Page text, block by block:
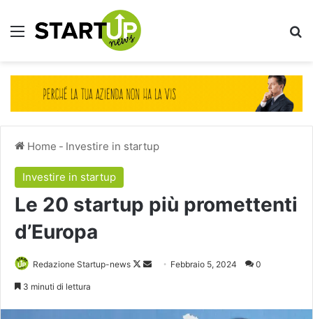
Menu
Home - Investire in startup
Investire in startup
Le 20 startup più promettenti
d’Europa
Redazione Startup-news
Follow
Invia Febbraio 5, 2024 0
3 minuti di lettura